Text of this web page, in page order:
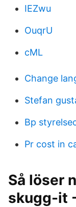
IEZwu
OuqrU
cML
Change
Stefan
Bp
Pr cost in
Så löser
skugg-it